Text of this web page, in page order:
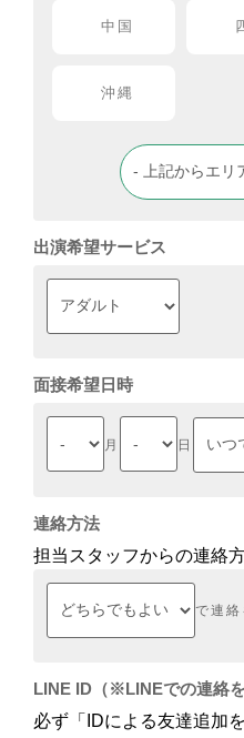
中国
沖縄
出演希望サービス
面接希望日時
月 日
連絡方法
担当スタッフからの連絡
で連絡
LINE ID（※LINEでの連絡を
必ず「IDによる友達追加